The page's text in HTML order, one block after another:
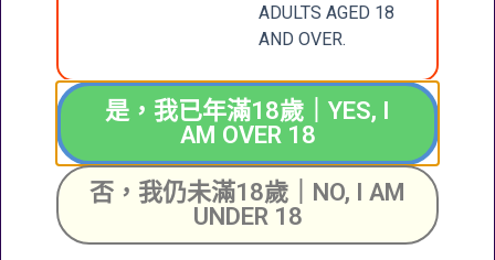
聯絡我們
+852 6388 4444
司
CHEUNG KEE
WINES LIMITED
新界大圍成運道25-27
號成全工業大廈地下2
號舖
Unit 2, G/F, Shing
Chuen Industrial
ADULTS AGED 18
AND OVER.
是，我已年滿18歲｜YES, I
AM OVER 18
否，我仍未滿18歲｜NO, I AM
UNDER 18